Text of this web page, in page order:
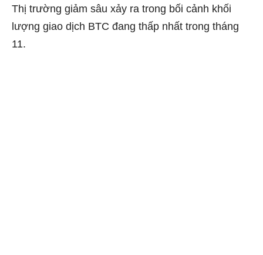
Thị trường giảm sâu xảy ra trong bối cảnh khối
lượng giao dịch BTC đang thấp nhất trong tháng
11.